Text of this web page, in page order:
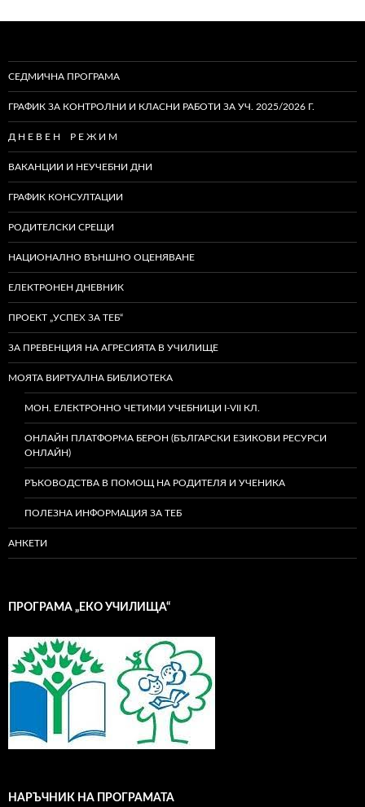
СЕДМИЧНА ПРОГРАМА
ГРАФИК ЗА КОНТРОЛНИ И КЛАСНИ РАБОТИ ЗА УЧ. 2025/2026 Г.
Д Н Е В Е Н Р Е Ж И М
ВАКАНЦИИ И НЕУЧЕБНИ ДНИ
ГРАФИК КОНСУЛТАЦИИ
РОДИТЕЛСКИ СРЕЩИ
НАЦИОНАЛНО ВЪНШНО ОЦЕНЯВАНЕ
ЕЛЕКТРОНЕН ДНЕВНИК
ПРОЕКТ „УСПЕХ ЗА ТЕБ“
ЗА ПРЕВЕНЦИЯ НА АГРЕСИЯТА В УЧИЛИЩЕ
МОЯТА ВИРТУАЛНА БИБЛИОТЕКА
МОН. ЕЛЕКТРОННО ЧЕТИМИ УЧЕБНИЦИ I-VII КЛ.
ОНЛАЙН ПЛАТФОРМА БЕРОН (БЪЛГАРСКИ ЕЗИКОВИ РЕСУРСИ
ОНЛАЙН)
РЪКОВОДСТВА В ПОМОЩ НА РОДИТЕЛЯ И УЧЕНИКА
ПОЛЕЗНА ИНФОРМАЦИЯ ЗА ТЕБ
АНКЕТИ
ПРОГРАМА „ЕКО УЧИЛИЩА“
НАРЪЧНИК НА ПРОГРАМАТА